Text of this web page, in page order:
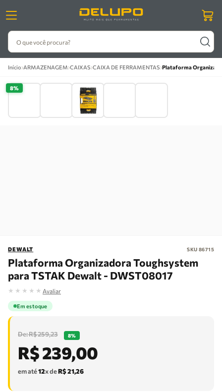
O que você procura?
Início›ARMAZENAGEM›CAIXAS›CAIXA DE FERRAMENTAS›Plataforma
8%
DEWALT SKU 86715
Plataforma Organizadora Toughsystem
para TSTAK Dewalt - DWST08017
★ ★ ★ ★ ★ Avaliar
Em estoque
R$259,23 8%
R$239,00
em até12x deR$21,26